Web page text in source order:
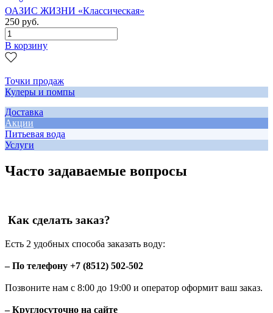
ОАЗИС ЖИЗНИ «Классическая»
250 руб.
В корзину
Точки продаж
Кулеры и помпы
Доставка
Акции
Питьевая вода
Услуги
Часто задаваемые вопросы
Как сделать заказ?
Есть 2 удобных способа заказать воду:
– По телефону +7 (8512) 502-502
Позвоните нам с 8:00 до 19:00 и оператор оформит ваш заказ.
– Круглосуточно на сайте